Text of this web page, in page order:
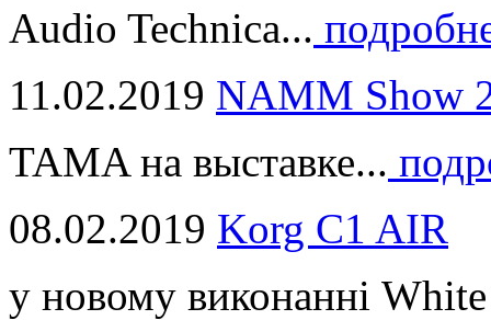
Audio Technica...
11.02.2019 NAMM Show
TAMA на выставке...
08.02.2019 Korg C1 AIR
у новому виконанні